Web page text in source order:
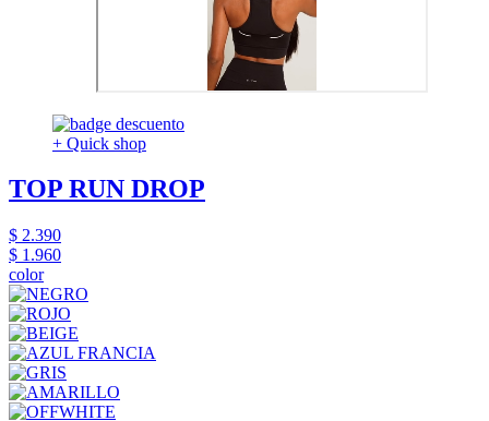
+ Quick shop
TOP RUN DROP
$ 2.390
$ 1.960
color